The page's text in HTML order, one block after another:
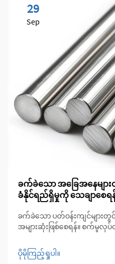
29
Sep
ခက်ခဲသော အခြေအနေမျာ
ခံနိုင်ရည်ရှိမှုကို သေချာစေရ
ခက်ခဲသော ပတ်ဝန်းကျင်များ
အများဆုံးဖြစ်စေရန်။ စက်မှုလုပ်
များ၏ ခံနိုင်ရည်သည် ပို၍ပင် အရ
စသည်ဖြင့်။
ပိုမိုကြည့်ရှုပါ။